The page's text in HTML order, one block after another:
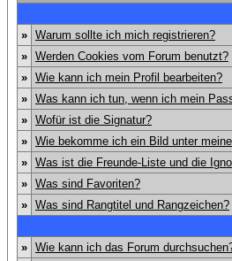
» Warum sollte ich mich registrieren?
» Werden Cookies vom Forum benutzt?
» Wie kann ich mein Profil bearbeiten?
» Was kann ich tun, wenn ich mein
» Wofür ist die Signatur?
» Wie bekomme ich ein Bild unter
» Was ist die Freunde-Liste und die
» Was sind Favoriten?
» Was sind Rangtitel und Rangzeichen?
» Wie kann ich das Forum